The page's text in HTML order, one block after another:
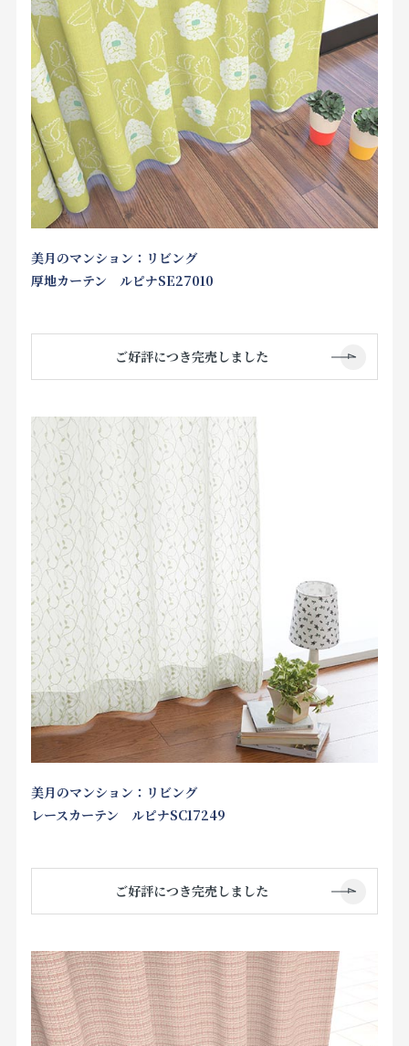
美月のマンション：リビング
厚地カーテン ルピナSE27010
ご好評につき完売しました
美月のマンション：リビング
レースカーテン ルピナSC17249
ご好評につき完売しました